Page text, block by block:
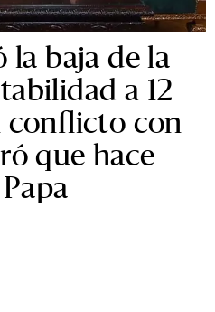
baja de la
a 12
conflicto con
que hace